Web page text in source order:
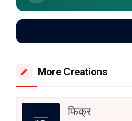
More Creations
फिक्र